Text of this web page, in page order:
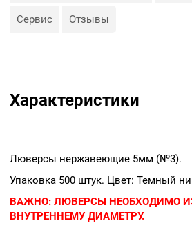
— Декор, творчество,
полиграфия.
Сервис Отзывы
Характеристики
Люверсы нержавеющие 5мм (№3).
Упаковка 500 штук. Цвет: Темный
ВАЖНО: ЛЮВЕРСЫ НЕОБХОДИМО
ВНУТРЕННЕМУ ДИАМЕТРУ.